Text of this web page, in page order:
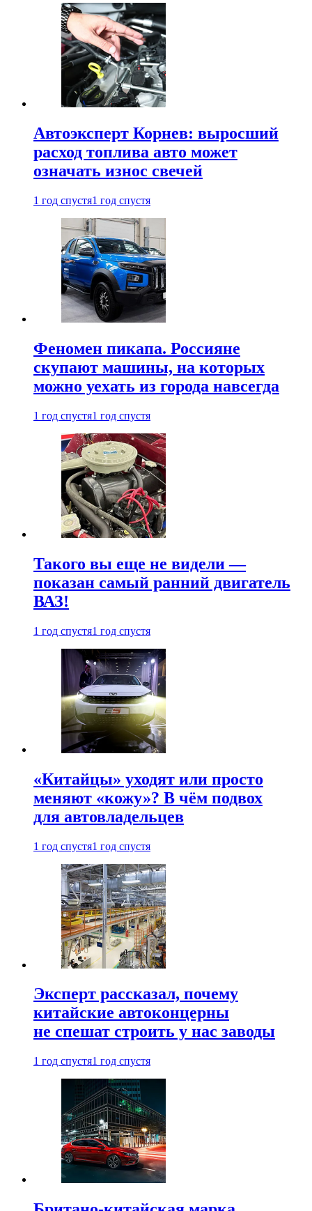
Автоэксперт Корнев: выросший
расход топлива авто может
означать износ свечей
1 год спустя1 год спустя
Феномен пикапа. Россияне
скупают машины, на которых
можно уехать из города навсегда
1 год спустя1 год спустя
Такого вы еще не видели —
показан самый ранний двигатель
ВАЗ!
1 год спустя1 год спустя
«Китайцы» уходят или просто
меняют «кожу»? В чём подвох
для автовладельцев
1 год спустя1 год спустя
Эксперт рассказал, почему
китайские автоконцерны
не спешат строить у нас заводы
1 год спустя1 год спустя